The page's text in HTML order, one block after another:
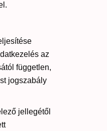
az
független,
jogszabály
jellegétől